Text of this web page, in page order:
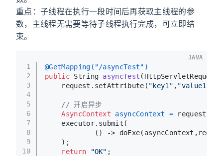
重点：子线程在执行一段时间后再获取主线程的参
数，主线程无需要等待子线程执行完成，可立即结
束。
1
2
3
4
5
6
7
8
9
10
@GetMapping("/asyncTest")
public String asyncTest
    request.setAttribute(
"key1" , "value1"
// 开启异步
AsyncContext
asyncContext =
    executor.submit(
() ->
    );
return
"OK" ;
JAVA